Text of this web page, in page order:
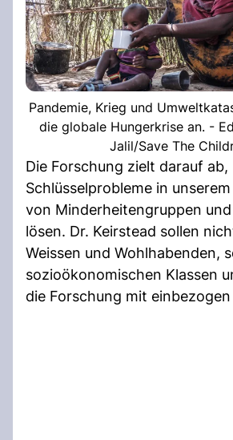
Pandemie, Krieg und
die globale Hungerkrise an. -
Jalil/Save The
Die Forschung zielt darauf ab,
Schlüsselprobleme in
von Minderheitengruppen
lösen. Dr. Keirstead sollen
Weissen und Wohlhabenden,
sozioökonomischen Klassen
die Forschung mit